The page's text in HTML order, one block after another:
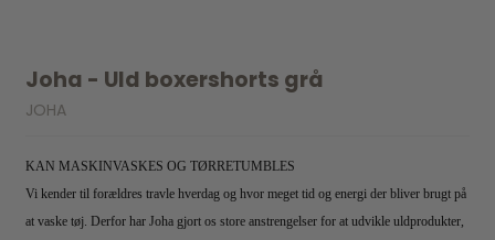
Joha - Uld boxershorts grå
JOHA
KAN MASKINVASKES OG TØRRETUMBLES
Vi kender til forældres travle hverdag og hvor meget tid og energi der bliver brugt på
at vaske tøj. Derfor har Joha gjort os store anstrengelser for at udvikle uldprodukter,